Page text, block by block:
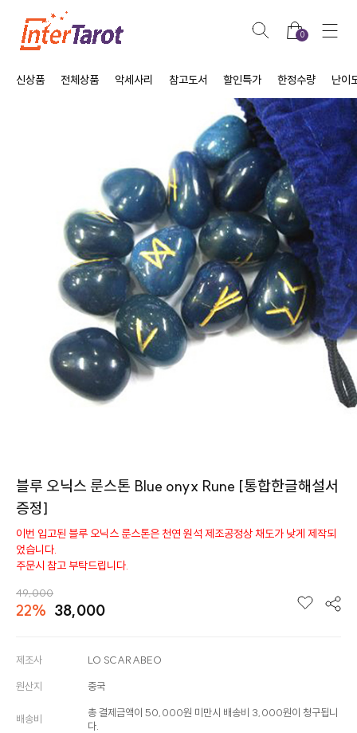
0
신상품 전체상품 악세사리 참고도서 할인특가 한정수량 난이
블루 오닉스 룬스톤 Blue onyx Rune [통합한글해설서
증정]
이번 입고된 블루 오닉스 룬스톤은 천연 원석 제조공정상 채도가 낮게 제작되
었습니다.
주문시 참고 부탁드립니다.
49,000
22% 38,000
제조사 LO SCARABEO
원산지 중국
배송비
총 결제금액이 50,000원 미만시 배송비 3,000원이 청구됩니
다.